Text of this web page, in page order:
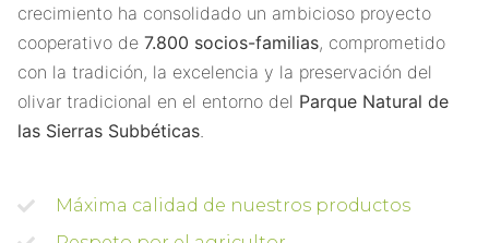
crecimiento ha consolidado un ambicioso proyecto
cooperativo de 7.800 socios-familias, comprometido
con la tradición, la excelencia y la preservación del
olivar tradicional en el entorno del Parque Natural de
las Sierras Subbéticas.
Máxima calidad de nuestros productos